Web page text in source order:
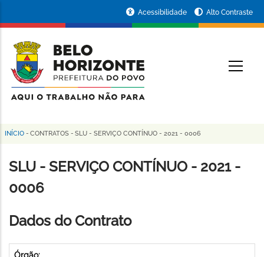
conteúdo
principal
da
Prefeitura
de
Horizonte
Acessibilidade Alto Contraste
Trilha
de
navegação
INÍCIO - CONTRATOS - SLU - SERVIÇO CONTÍNUO - 2021 - 0006
SLU - SERVIÇO CONTÍNUO - 2021 -
0006
Dados do Contrato